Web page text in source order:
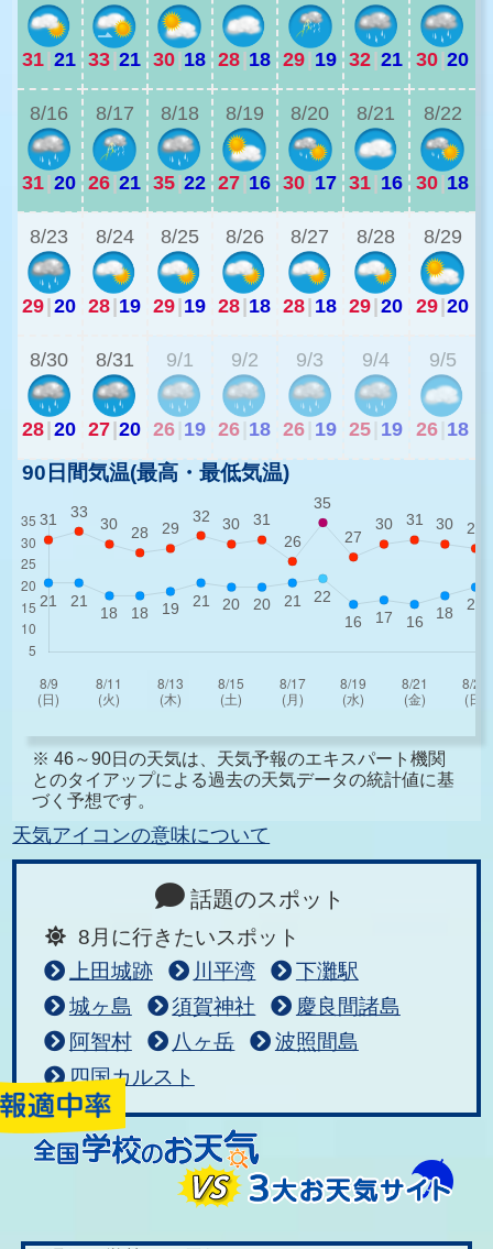
31|21 33|21 30|18 28|18 29| 19 32|21 30|20
8/16
31|20
8/17
26|21
8/18
35|22
8/19
27|16
8/20
30| 17
8/21
31| 16
8/22
30|18
8/23
29|20
8/24
28|19
8/25
29|19
8/26
28|18
8/27
28| 18
8/28
29|20
8/29
29|20
8/30
28|20
8/31
27|20
9/1
26 19
9/2
26 18
9/3
26 19
9/4
25 19
9/5
26 18
90日間気温(最高・最低気温)
※ 46～90日の天気は、天気予報のエキスパート機関
とのタイアップによる過去の天気データの統計値に基
づく予想です。
天気アイコンの意味について
話題のスポット
8月に行きたいスポット
上田城跡
川平湾
下灘駅
城ヶ島
須賀神社
慶良間諸島
阿智村
八ヶ岳
波照間島
四国カルスト